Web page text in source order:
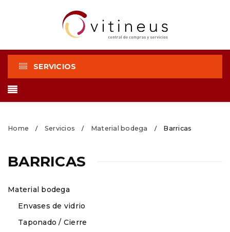
SERVICIOS
Home / Servicios / Material bodega / Barricas
Material bodega
Envases de vidrio
Taponado / Cierre
BARRICAS